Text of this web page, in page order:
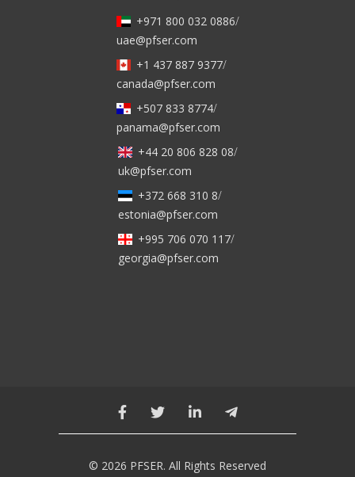
+971 800 032 0886/
uae@pfser.com
+1 437 887 9377/
canada@pfser.com
+507 833 8774/
panama@pfser.com
+44 20 806 828 08/
uk@pfser.com
+372 668 310 8/
estonia@pfser.com
+995 706 070 117/
georgia@pfser.com
© 2026 PFSER. All Rights Reserved